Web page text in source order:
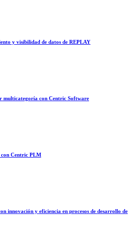
y visibilidad de datos de REPLAY
multicategoría con Centric Software
Centric PLM
innovación y eficiencia en procesos de desarrollo de